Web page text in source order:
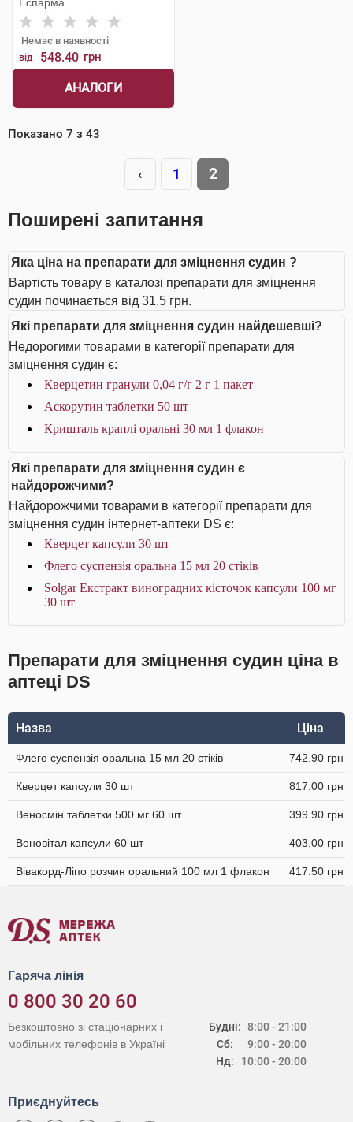
Немає в наявності
від 548.40 грн
АНАЛОГИ
Показано 7 з 43
‹ 1 2
Поширені запитання
Яка ціна на препарати для зміцнення судин ?
Вартість товару в каталозі препарати для зміцнення
судин починається від 31.5 грн.
Які препарати для зміцнення судин найдешевші?
Недорогими товарами в категорії препарати для
зміцнення судин є:
Кверцетин гранули 0,04 г/г 2 г 1 пакет
Аскорутин таблетки 50 шт
Кришталь краплі оральні 30 мл 1 флакон
Які препарати для зміцнення судин є
найдорожчими?
Найдорожчими товарами в категорії препарати для
зміцнення судин інтернет-аптеки DS є:
Кверцет капсули 30 шт
Флего суспензія оральна 15 мл 20 стіків
Solgar Екстракт виноградних кісточок капсули 100 мг
30 шт
Препарати для зміцнення судин ціна в
аптеці DS
Назва Ціна
Флего суспензія оральна 15 мл 20 стіків 742.90 грн
Кверцет капсули 30 шт 817.00 грн
Веносмін таблетки 500 мг 60 шт 399.90 грн
Веновітал капсули 60 шт 403.00 грн
Вівакорд-Ліпо розчин оральний 100 мл 1 флакон 417.50 грн
Гаряча лінія
0 800 30 20 60
Будні:
Сб:
Нд:
8:00 - 21:00
9:00 - 20:00
10:00 - 20:00
Безкоштовно зі стаціонарних і
мобільних телефонів в Україні
Приєднуйтесь